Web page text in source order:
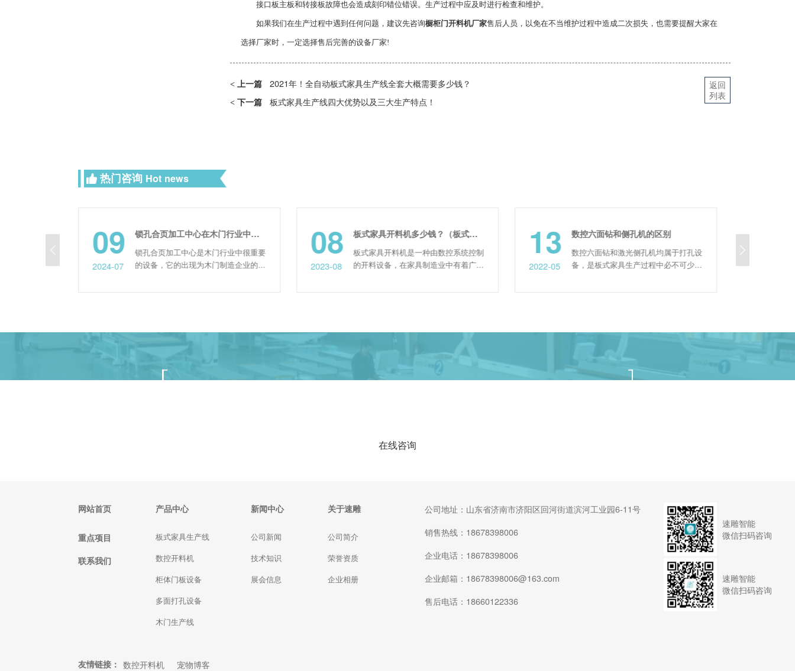
接口板主板和转接板故障也会造成刻印错位错误。生产过程中应及时进行检查和维护。
如果我们在生产过程中遇到任何问题，建议先咨询橱柜门开料机厂家售后人员，以免在不当维护过程中造成二次损失，也需要提醒大家在
选择厂家时，一定选择售后完善的设备厂家!
< 上一篇 2021年！全自动板式家具生产线全套大概需要多少钱？
< 下一篇 板式家具生产线四大优势以及三大生产特点！
返回
列表
热门咨询 Hot news
孔、拉槽的
09
2024-07
锁孔合页加工中心在木门行业中可以带来哪些优势
锁孔合页加工中心是木门行业中很重要
的设备，它的出现为木门制造企业的发
广大群众的青睐，那它可以带来哪些优
08
2023-08
板式家具开料机多少钱？（板式家具开料机价格）
板式家具开料机是一种由数控系统控制
的开料设备，在家具制造业中有着广泛
多种加工方式的加工，成为生产中不可
说，单台数控开料机的价格在8万...
13
2022-05
数控六面钻和侧孔机的区别
数控六面钻和激光侧孔机均属于打孔设
备，是板式家具生产过程中必不可少的
具厂家的欢迎，那么它与侧孔机有哪些
14
2023-06
在线咨询
网站首页
重点项目
联系我们
产品中心
板式家具生产线
数控开料机
柜体门板设备
多面打孔设备
木门生产线
新闻中心
公司新闻
技术知识
展会信息
关于速雕
公司简介
荣誉资质
企业相册
公司地址：山东省济南市济阳区回河街道滨河工业园6-11号
销售热线：18678398006
企业电话：18678398006
企业邮箱：18678398006@163.com
售后电话：18660122336
速雕智能
微信扫码咨询
速雕智能
微信扫码咨询
友情链接： 数控开料机 宠物博客